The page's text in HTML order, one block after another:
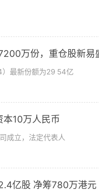
万份，重仓股新易
最新份额为29 54亿
10万人民币
成立，法定代表人
亿股 净筹780万港元